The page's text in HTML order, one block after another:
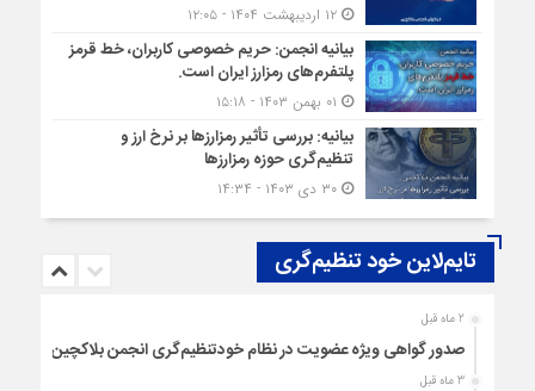
۱۲ اردیبهشت ۱۴۰۴ - ۱۲:۰۵
بیانیه انجمن: حریم خصوصی کاربران، خط قرمز
پلتفرم‌های رمزارز ایران است.
بیانیه: بررسی تأثیر رمزارزها بر نرخ ارز و
تنظیم‌گری حوزه رمزارزها
۳۰ دی ۱۴۰۳ - ۱۴:۳۴
تایم‌لاین خود تنظیم‌گری
2 ماه قبل
صدور گواهی ویژه عضویت در نظام خودتنظیم‌گری انجمن بلاکچین
3 ماه قبل